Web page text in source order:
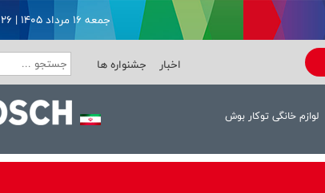
جمعه ۱۶ مرداد ۱۴۰۵ | Friday 7 August 2026
اخبار جشنواره ها
لوازم خانگی توکار بوش